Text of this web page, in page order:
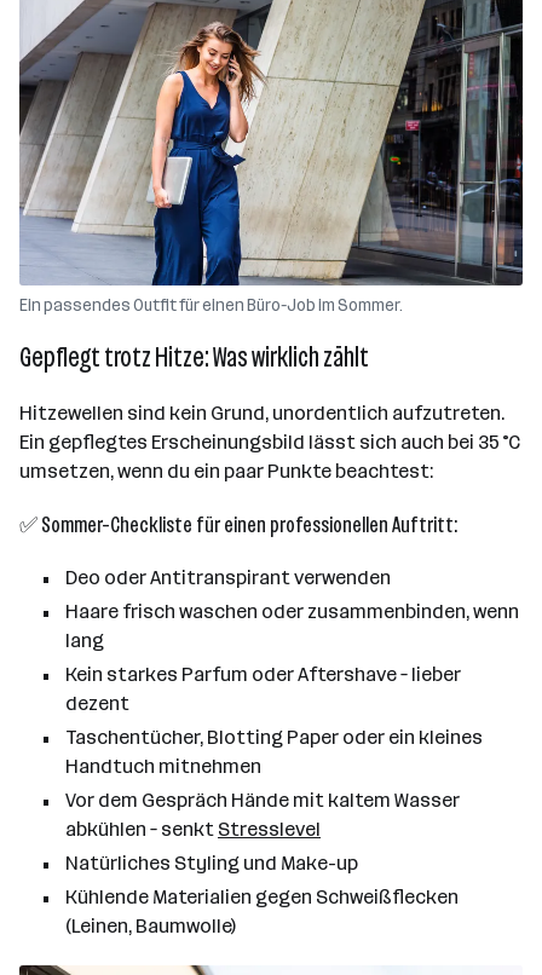
Ein passendes Outfit für einen Büro-Job im Sommer.
Gepflegt trotz Hitze: Was wirklich zählt
Hitzewellen sind kein Grund, unordentlich aufzutreten.
Ein gepflegtes Erscheinungsbild lässt sich auch bei 35 °C
umsetzen, wenn du ein paar Punkte beachtest:
✅ Sommer-Checkliste für einen professionellen Auftritt:
Deo oder Antitranspirant verwenden
Haare frisch waschen oder zusammenbinden, wenn
lang
Kein starkes Parfum oder Aftershave – lieber
dezent
Taschentücher, Blotting Paper oder ein kleines
Handtuch mitnehmen
Vor dem Gespräch Hände mit kaltem Wasser
abkühlen – senkt Stresslevel
Natürliches Styling und Make-up
Kühlende Materialien gegen Schweißflecken
(Leinen, Baumwolle)